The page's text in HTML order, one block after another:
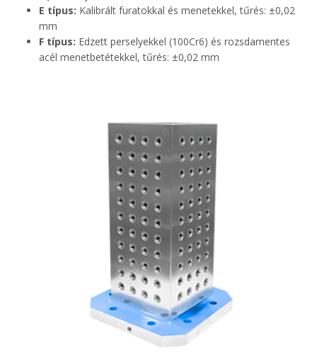
E típus: Kalibrált furatokkal és menetekkel, tűrés: ±0,02
mm
F típus: Edzett perselyekkel (100Cr6) és rozsdamentes
acél menetbetétekkel, tűrés: ±0,02 mm